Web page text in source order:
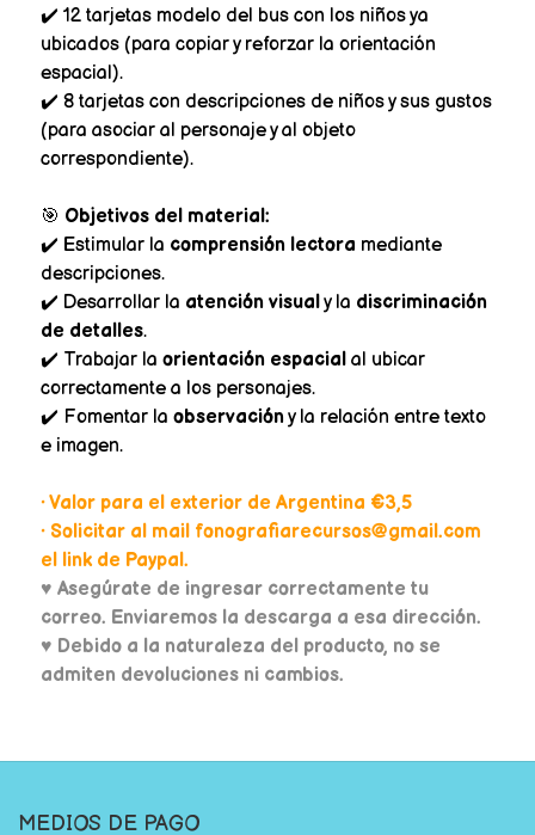
✔️ 12 tarjetas modelo del bus con los niños ya
ubicados (para copiar y reforzar la orientación
espacial).
✔️ 8 tarjetas con descripciones de niños y sus gustos
(para asociar al personaje y al objeto
correspondiente).
🎯 Objetivos del material:
✔️ Estimular la comprensión lectora mediante
descripciones.
✔️ Desarrollar la atención visualy la discriminación
de detalles.
✔️ Trabajar la orientación espacialal ubicar
correctamente a los personajes.
✔️ Fomentar la observacióny la relación entre texto
e imagen.
• Valor para el exterior de Argentina €3,5
• Solicitar al mail fonografiarecursos@gmail.com
el link de Paypal.
♥ Asegúrate de ingresar correctamente tu
correo. Enviaremos la descarga a esa dirección.
♥ Debido a la naturaleza del producto, no se
admiten devoluciones ni cambios.
MEDIOS DE PAGO